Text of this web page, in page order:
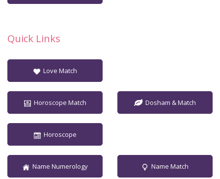
Quick Links
Love Match
Horoscope Match Dosham & Match
Horoscope
Name Numerology Name Match